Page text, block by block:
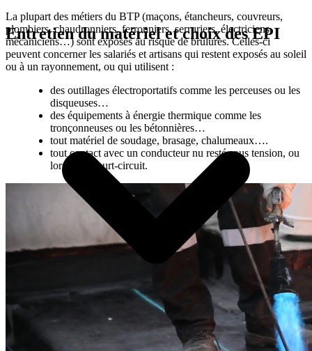
La plupart des métiers du BTP (maçons, étancheurs, couvreurs,
plombiers, chaudronniers, ferronniers, serruriers, électriciens,
mécaniciens…) sont exposés au risque de brûlures. Celles-ci
peuvent concerner les salariés et artisans qui restent exposés au soleil
ou à un rayonnement, ou qui utilisent :
des outillages électroportatifs comme les perceuses ou les
disqueuses…
des équipements à énergie thermique comme les
tronçonneuses ou les bétonnières…
tout matériel de soudage, brasage, chalumeaux….
tout contact avec un conducteur nu resté sous tension, ou
lors d’un court-circuit.
Entretien du matériel et choix des EPI